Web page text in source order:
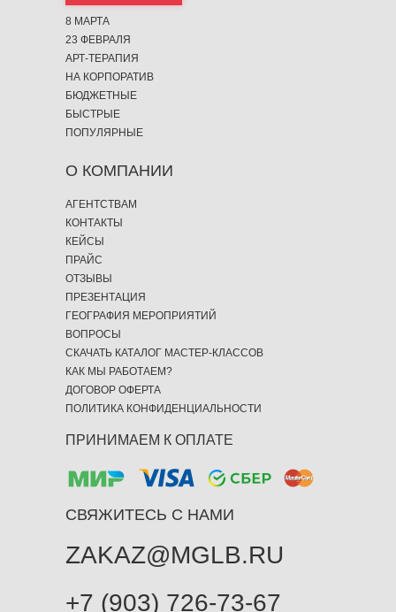
О КОМПАНИИ
ПРИНИМАЕМ К ОПЛАТЕ
8 МАРТА
23 ФЕВРАЛЯ
АРТ-ТЕРАПИЯ
НА КОРПОРАТИВ
БЮДЖЕТНЫЕ
БЫСТРЫЕ
ПОПУЛЯРНЫЕ
СВЯЖИТЕСЬ С НАМИ
+7 (903) 726-73-67
ZAKAZ@MGLB.RU
АГЕНТСТВАМ
КОНТАКТЫ
КЕЙСЫ
ПРАЙС
ОТЗЫВЫ
ПРЕЗЕНТАЦИЯ
ГЕОГРАФИЯ МЕРОПРИЯТИЙ
ВОПРОСЫ
СКАЧАТЬ КАТАЛОГ МАСТЕР-КЛАССОВ
КАК МЫ РАБОТАЕМ?
ДОГОВОР ОФЕРТА
ПОЛИТИКА КОНФИДЕНЦИАЛЬНОСТИ